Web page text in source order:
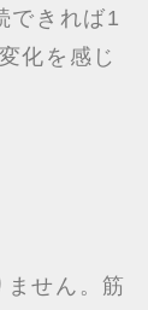
できれば1
化を感じ
せん。筋